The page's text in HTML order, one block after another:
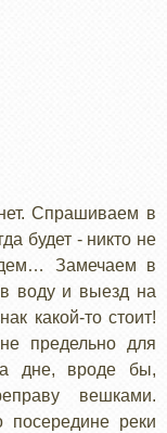
Спрашиваем в
будет - никто не
Замечаем в
воду и выезд на
какой-то стоит!
предельно для
дне, вроде бы,
вешками.
реки